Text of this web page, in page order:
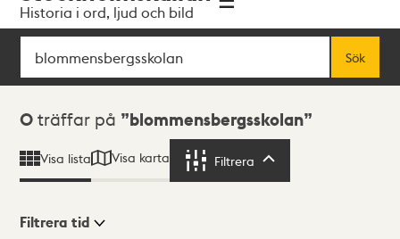
navigationen
huvudinnehållet
Historia i ord, ljud och bild
Sök
Sök
Sökresultat
0 träffar på blommensbergsskolan
Visa lista Visa karta Filtrera
Filtrera tid